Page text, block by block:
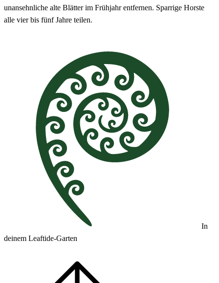
unansehnliche alte Blätter im Frühjahr entfernen. Sparrige Horste
alle vier bis fünf Jahre teilen.
In
deinem Leaftide-Garten